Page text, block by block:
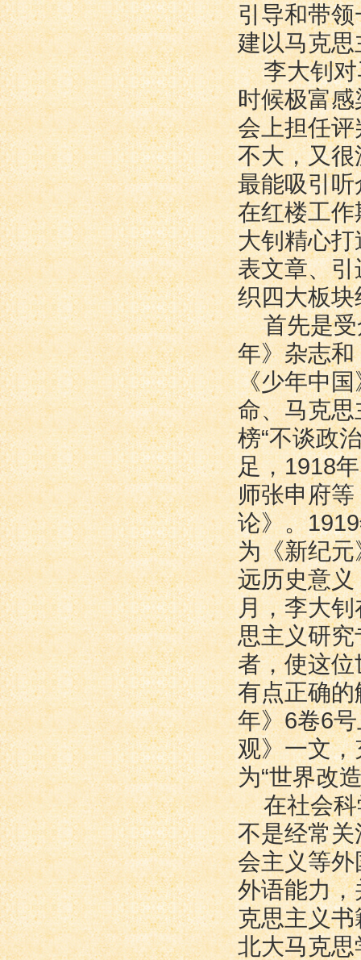
引导和带
建以马克
李大钊
时候极富
会上担任评
不大，又
最能吸引听
在红楼工
大钊精心
表文章、
织四大板块
首先是
年》杂志
《少年中
命、马克
榜“不谈政
足，1918
师张申府
论》。
为《新纪
远历史意义
月，李大钊
思主义研究
者，使这
有点正确的
年》6卷6
观》一文
为“世界改
在社会
不是经常
会主义等
外语能力
克思主义
北大马克